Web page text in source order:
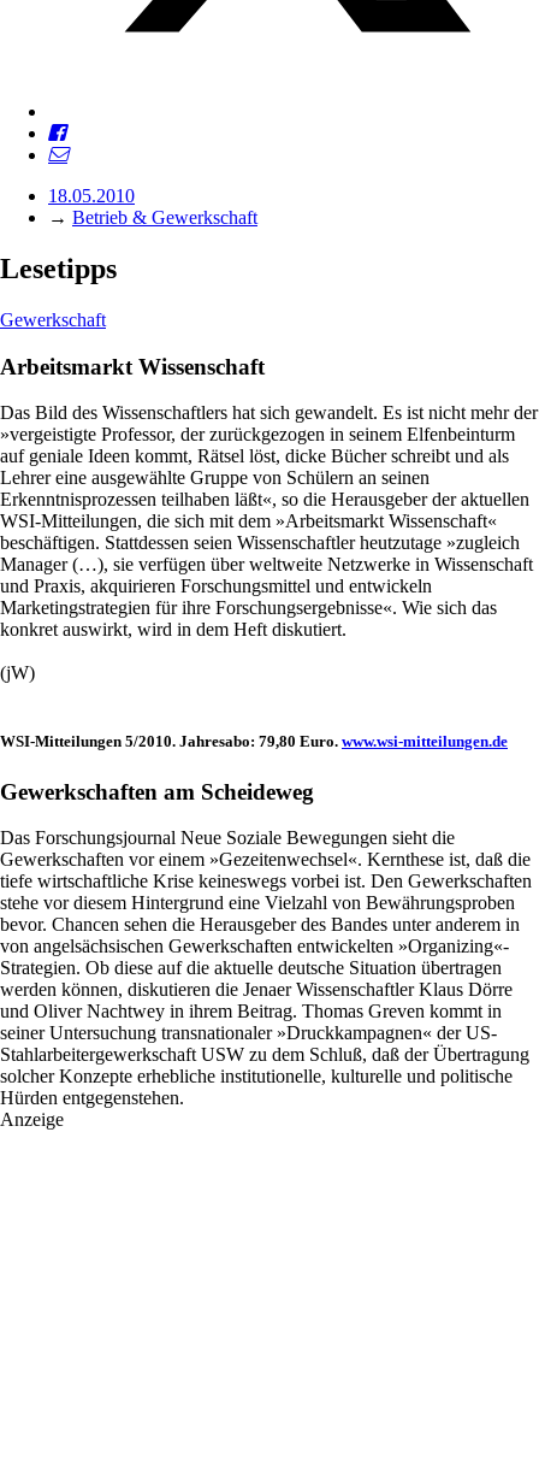
18.05.2010
→ Betrieb & Gewerkschaft
Lesetipps
Gewerkschaft
Arbeitsmarkt Wissenschaft
Das Bild des Wissenschaftlers hat sich gewandelt. Es ist nicht mehr der
»vergeistigte Professor, der zurückgezogen in seinem Elfenbeinturm
auf geniale Ideen kommt, Rätsel löst, dicke Bücher schreibt und als
Lehrer eine ausgewählte Gruppe von Schülern an seinen
Erkenntnisprozessen teilhaben läßt«, so die Herausgeber der aktuellen
WSI-Mitteilungen, die sich mit dem »Arbeitsmarkt Wissenschaft«
beschäftigen. Stattdessen seien Wissenschaftler heutzutage »zugleich
Manager (…), sie verfügen über weltweite Netzwerke in Wissenschaft
und Praxis, akquirieren Forschungsmittel und entwickeln
Marketingstrategien für ihre Forschungsergebnisse«. Wie sich das
konkret auswirkt, wird in dem Heft diskutiert.
(jW)
WSI-Mitteilungen 5/2010. ­Jahresabo: 79,80 Euro. www.wsi-mitteilungen.de
Gewerkschaften am Scheideweg
Das Forschungsjournal Neue Soziale Bewegungen sieht die
Gewerkschaften vor einem »Gezeitenwechsel«. Kernthese ist, daß die
tiefe wirtschaftliche Krise keineswegs vorbei ist. Den Gewerkschaften
stehe vor diesem Hintergrund eine Vielzahl von Bewährungsproben
bevor. Chancen sehen die Herausgeber des Bandes unter anderem in
von angelsächsischen Gewerkschaften entwickelten »Organizing«-
Strategien. Ob diese auf die aktuelle deutsche Situation übertragen
werden können, diskutieren die Jenaer Wissenschaftler Klaus Dörre
und Oliver Nachtwey in ihrem Beitrag. Thomas Greven kommt in
seiner Untersuchung transnationaler »Druckkampagnen« der US-
Stahlarbeitergewerkschaft USW zu dem Schluß, daß der Übertragung
solcher Konzepte erhebliche institutionelle, kulturelle und politische
Hürden entgegenstehen.
Anzeige